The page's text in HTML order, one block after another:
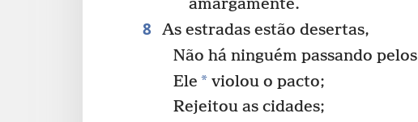
amargamente.
8 As estradas estão desertas,
Não há ninguém passando
Ele * violou o pacto;
Rejeitou as cidades;